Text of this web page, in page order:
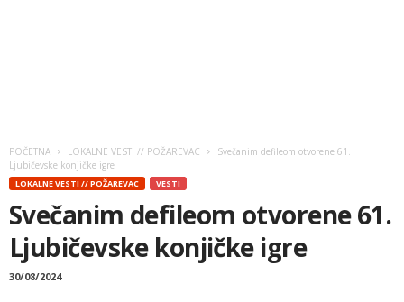
POČETNA LOKALNE VESTI // POŽAREVAC
Svečanim defileom otvorene 61.
Ljubičevske konjičke igre
LOKALNE VESTI // POŽAREVAC VESTI
Svečanim defileom otvorene 61.
Ljubičevske konjičke igre
30/08/2024